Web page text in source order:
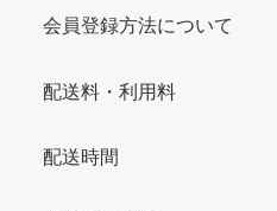
会員登録方法について
配送料・利用料
配送時間